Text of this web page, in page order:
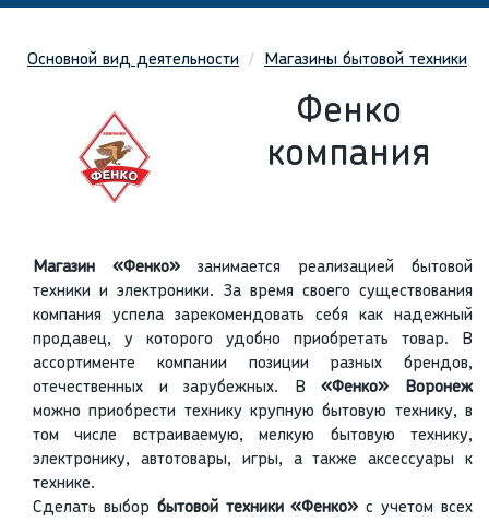
Основной вид деятельности Магазины бытовой техники
Фенко
компания
Магазин «Фенко» занимается реализацией бытовой
техники и электроники. За время своего существования
компания успела зарекомендовать себя как надежный
продавец, у которого удобно приобретать товар. В
ассортименте компании позиции разных брендов,
отечественных и зарубежных. В«Фенко» Воронеж
можно приобрести технику крупную бытовую технику, в
том числе встраиваемую, мелкую бытовую технику,
электронику, автотовары, игры, а также аксессуары к
технике.
Сделать выбор бытовой техники «Фенко» с учетом всех